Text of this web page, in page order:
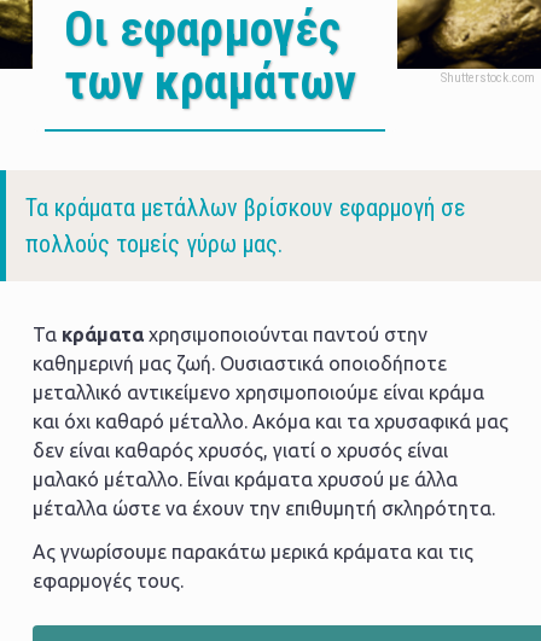
Oι εφαρμογές
των κραμάτων
Τα κράματα μετάλλων βρίσκουν εφαρμογή σε
πολλούς τομείς γύρω μας.
Τα κράματαχρησιμοποιούνται παντού στην
καθημερινή μας ζωή. Ουσιαστικά οποιοδήποτε
μεταλλικό αντικείμενο χρησιμοποιούμε είναι κράμα
και όχι καθαρό μέταλλο. Ακόμα και τα χρυσαφικά μας
δεν είναι καθαρός χρυσός, γιατί ο χρυσός είναι
μαλακό μέταλλο. Είναι κράματα χρυσού με άλλα
μέταλλα ώστε να έχουν την επιθυμητή σκληρότητα.
Ας γνωρίσουμε παρακάτω μερικά κράματα και τις
εφαρμογές τους.